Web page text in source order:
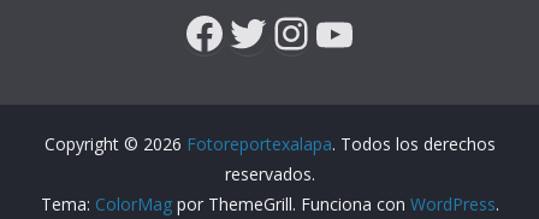
Facebook
Twitter
Instagram
YouTube
Copyright © 2026 Fotoreportexalapa. Todos los derechos
reservados.
Tema: ColorMagpor ThemeGrill. Funciona con WordPress.